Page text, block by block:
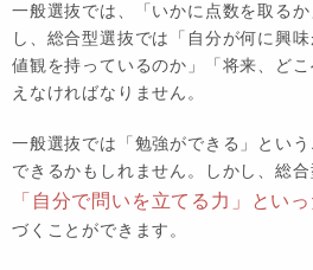
一般選抜では、「いかに点数を取る
し、総合型選抜では「自分が何に興
値観を持っているのか」「将来、ど
えなければなりません。
一般選抜では「勉強ができる」とい
できるかもしれません。しかし、総
「自分で問いを立てる力」とい
づくことができます。